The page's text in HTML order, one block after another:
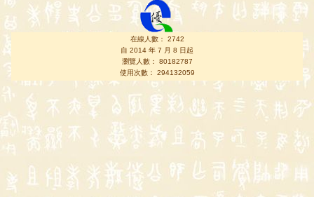
在線人數： 2742
自 2014 年 7 月 8 日起
瀏覽人數： 80182787
使用次數： 294132059